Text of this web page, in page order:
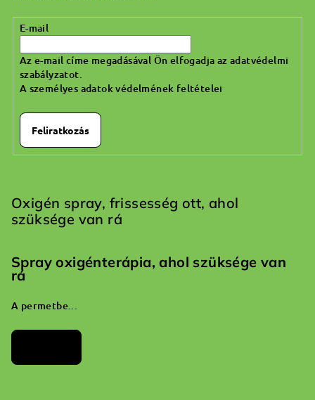
E-mail
Az e-mail címe megadásával Ön elfogadja az adatvédelmi
szabályzatot.
A személyes adatok védelmének feltételei
Feliratkozás
Oxigén spray, frissesség ott, ahol
szüksége van rá
Spray oxigénterápia, ahol szüksége van
rá
A permetbe...